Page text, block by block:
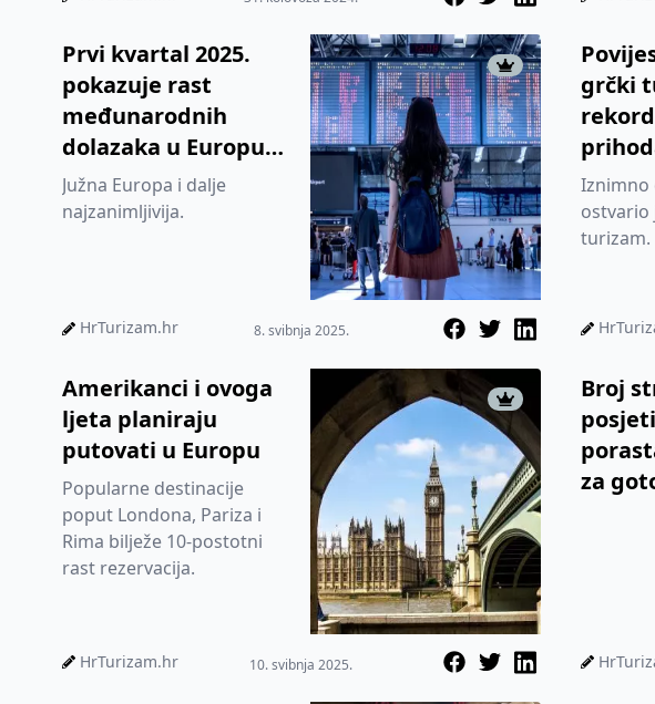
Prvi kvartal 2025.
pokazuje rast
međunarodnih
dolazaka u Europu
od 4,9 posto
Južna Europa i dalje
najzanimljivija.
HrTurizam.hr 8. svibnja 2025.
grčki
Iznimno
ostvario
turizam.
Amerikanci i ovoga
ljeta planiraju
putovati u Europu
Popularne destinacije
poput Londona, Pariza i
Rima bilježe 10-postotni
rast rezervacija.
HrTurizam.hr 10. svibnja 2025.
Broj
za